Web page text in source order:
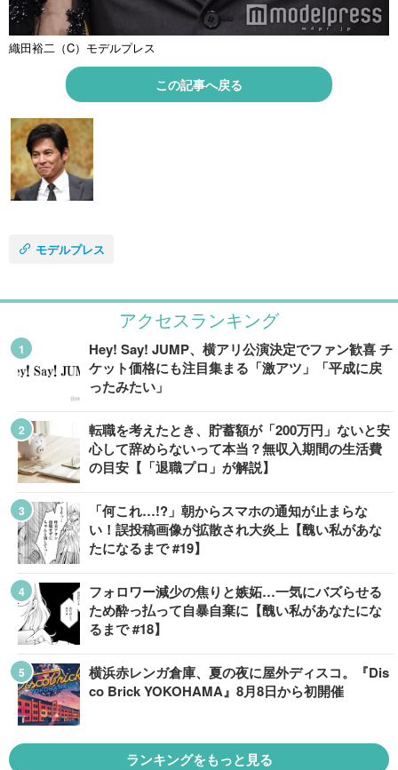
織田裕二（C）モデルプレス
この記事へ戻る
モデルプレス
アクセスランキング
Hey! Say! JUMP、横アリ公演決定でファン歓喜 チ
ケット価格にも注目集まる「激アツ」「平成に戻
ったみたい」
転職を考えたとき、貯蓄額が「200万円」ないと安
心して辞めらないって本当？無収入期間の生活費
の目安【「退職プロ」が解説】
「何これ…!?」朝からスマホの通知が止まらな
い！誤投稿画像が拡散され大炎上【醜い私があな
たになるまで #19】
フォロワー減少の焦りと嫉妬…一気にバズらせる
ため酔っ払って自暴自棄に【醜い私があなたにな
るまで #18】
横浜赤レンガ倉庫、夏の夜に屋外ディスコ。『Dis
co Brick YOKOHAMA』8月8日から初開催
ランキングをもっと見る